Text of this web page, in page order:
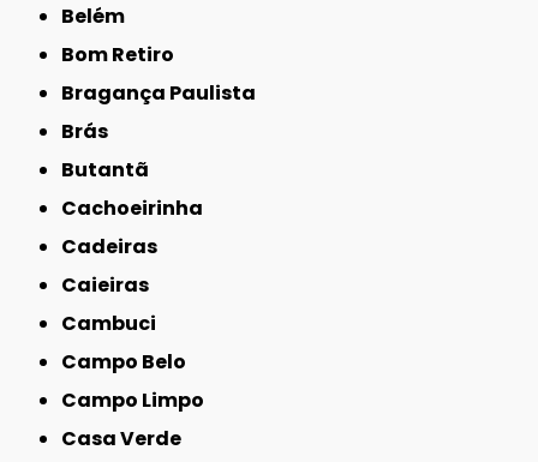
Belém
Bom Retiro
Bragança Paulista
Brás
Butantã
Cachoeirinha
Cadeiras
Caieiras
Cambuci
Campo Belo
Campo Limpo
Casa Verde